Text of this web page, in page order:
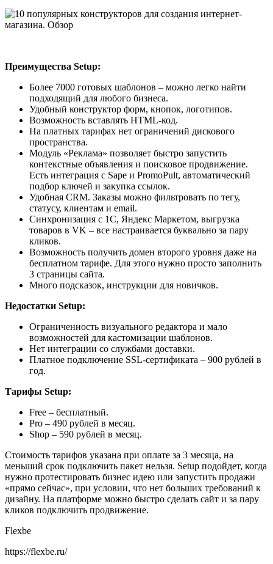
Преимущества Setup:
Более 7000 готовых шаблонов – можно легко найти
подходящий для любого бизнеса.
Удобный конструктор форм, кнопок, логотипов.
Возможность вставлять HTML-код.
На платных тарифах нет ограничений дискового
пространства.
Модуль «Реклама» позволяет быстро запустить
контекстные объявления и поисковое продвижение.
Есть интеграция с Sape и PromoPult, автоматический
подбор ключей и закупка ссылок.
Удобная CRM. Заказы можно фильтровать по тегу,
статусу, клиентам и email.
Синхронизация с 1C, Яндекс Маркетом, выгрузка
товаров в VK – все настраивается буквально за пару
кликов.
Возможность получить домен второго уровня даже на
бесплатном тарифе. Для этого нужно просто заполнить
3 страницы сайта.
Много подсказок, инструкции для новичков.
Недостатки Setup:
Ограниченность визуального редактора и мало
возможностей для кастомизации шаблонов.
Нет интеграции со службами доставки.
Платное подключение SSL-сертификата – 900 рублей в
год.
Тарифы Setup:
Free – бесплатный.
Pro – 490 рублей в месяц.
Shop – 590 рублей в месяц.
Стоимость тарифов указана при оплате за 3 месяца, на
меньший срок подключить пакет нельзя. Setup подойдет, когда
нужно протестировать бизнес идею или запустить продажи
«прямо сейчас», при условии, что нет больших требований к
дизайну. На платформе можно быстро сделать сайт и за пару
кликов подключить продвижение.
Flexbe
https://flexbe.ru/